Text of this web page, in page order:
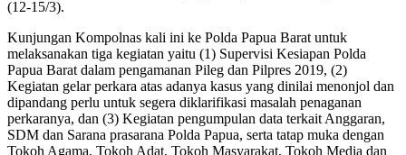
(12-15/3).
Kunjungan Kompolnas kali ini ke Polda Papua Barat untuk
melaksanakan tiga kegiatan yaitu (1) Supervisi Kesiapan Polda
Papua Barat dalam pengamanan Pileg dan Pilpres 2019, (2)
Kegiatan gelar perkara atas adanya kasus yang dinilai menonjol dan
dipandang perlu untuk segera diklarifikasi masalah penaganan
perkaranya, dan (3) Kegiatan pengumpulan data terkait Anggaran,
SDM dan Sarana prasarana Polda Papua, serta tatap muka dengan
Tokoh Agama, Tokoh Adat, Tokoh Masyarakat, Tokoh Media dan